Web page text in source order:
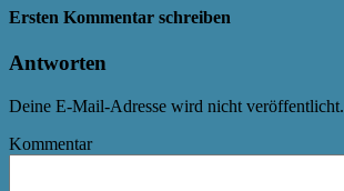
Ersten Kommentar schreiben
Antworten
Deine E-Mail-Adresse wird nicht veröffentlicht.
Kommentar